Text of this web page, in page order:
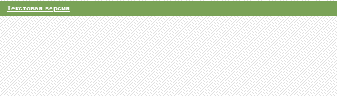
Текстовая версия